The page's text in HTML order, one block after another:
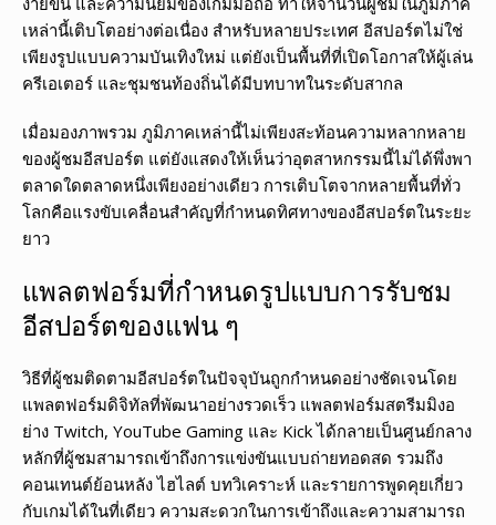
เหล่านี้เติบโตอย่างต่อเนื่อง สำหรับหลายประเทศ อีสปอร์ตไม่ใช่
เพียงรูปแบบความบันเทิงใหม่ แต่ยังเป็นพื้นที่ที่เปิดโอกาสให้ผู้เล่น
ครีเอเตอร์ และชุมชนท้องถิ่นได้มีบทบาทในระดับสากล
เมื่อมองภาพรวม ภูมิภาคเหล่านี้ไม่เพียงสะท้อนความหลากหลาย
ของผู้ชมอีสปอร์ต แต่ยังแสดงให้เห็นว่าอุตสาหกรรมนี้ไม่ได้พึ่งพา
ตลาดใดตลาดหนึ่งเพียงอย่างเดียว การเติบโตจากหลายพื้นที่ทั่ว
โลกคือแรงขับเคลื่อนสำคัญที่กำหนดทิศทางของอีสปอร์ตในระยะ
ยาว
แพลตฟอร์มที่กำหนดรูปแบบการรับชม
อีสปอร์ตของแฟน ๆ
วิธีที่ผู้ชมติดตามอีสปอร์ตในปัจจุบันถูกกำหนดอย่างชัดเจนโดย
แพลตฟอร์มดิจิทัลที่พัฒนาอย่างรวดเร็ว แพลตฟอร์มสตรีมมิงอ
ย่าง Twitch, YouTube Gaming และ Kick ได้กลายเป็นศูนย์กลาง
หลักที่ผู้ชมสามารถเข้าถึงการแข่งขันแบบถ่ายทอดสด รวมถึง
คอนเทนต์ย้อนหลัง ไฮไลต์ บทวิเคราะห์ และรายการพูดคุยเกี่ยว
กับเกมได้ในที่เดียว ความสะดวกในการเข้าถึงและความสามารถ